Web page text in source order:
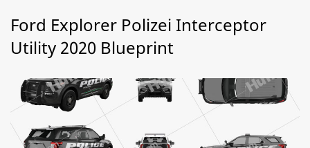
Ford Explorer Polizei Interceptor
Utility 2020 Blueprint